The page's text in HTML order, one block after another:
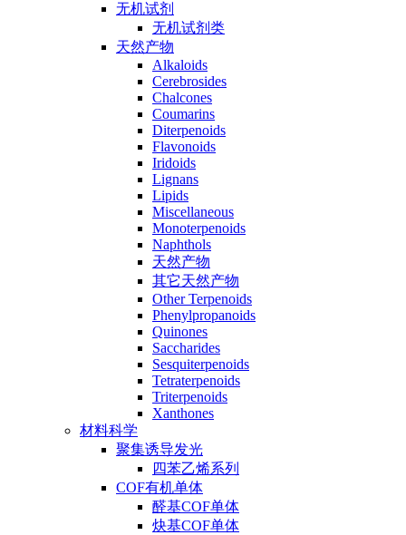
无机试剂
无机试剂类
天然产物
Alkaloids
Cerebrosides
Chalcones
Coumarins
Diterpenoids
Flavonoids
Iridoids
Lignans
Lipids
Miscellaneous
Monoterpenoids
Naphthols
天然产物
其它天然产物
Other Terpenoids
Phenylpropanoids
Quinones
Saccharides
Sesquiterpenoids
Tetraterpenoids
Triterpenoids
Xanthones
材料科学
聚集诱导发光
四苯乙烯系列
COF有机单体
醛基COF单体
炔基COF单体